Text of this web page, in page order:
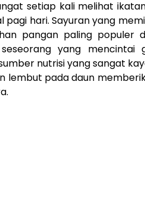
setiap kali melihat
pagi hari. Sayuran yang
pangan paling populer
yang
nutrisi yang sangat
lembut pada daun